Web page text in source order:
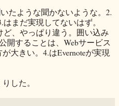
たような聞かないような。2.
まだ実現してないはず。
ど、やっぱり違う。囲い込み
開することは、Webサービス
大きい。4.はEvernoteが実現
した。